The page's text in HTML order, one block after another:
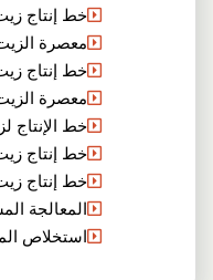
خط إنتاج
معصرة
خط إنتاج
معصرة الزيت
خط الإنتاج
خط إنتاج
خط إنتاج
المعالجة
استخلاص